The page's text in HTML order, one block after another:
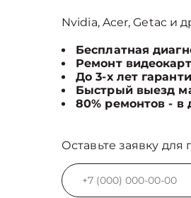
Nvidia, Acer, Getac и
Бесплатная
Ремонт
До 3-х лет
Быстрый выезд
80% ремонтов - в
Оставьте заявку для